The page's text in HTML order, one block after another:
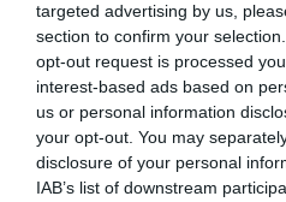
targeted advertising by us,
section to confirm your
opt-out request is processed
interest-based ads based on
us or personal information
your opt-out. You may
disclosure of your personal
IAB’s list of downstream